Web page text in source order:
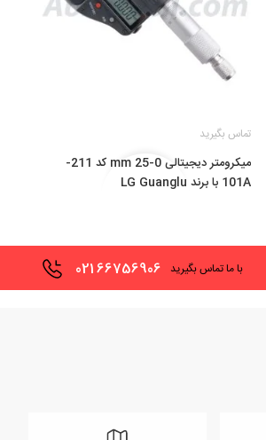
تماس بگیرید
میکرومتر دیجیتالی 0-25 mm کد 211-
101A با برند LG Guanglu
66756906
021 با ما تماس بگیرید